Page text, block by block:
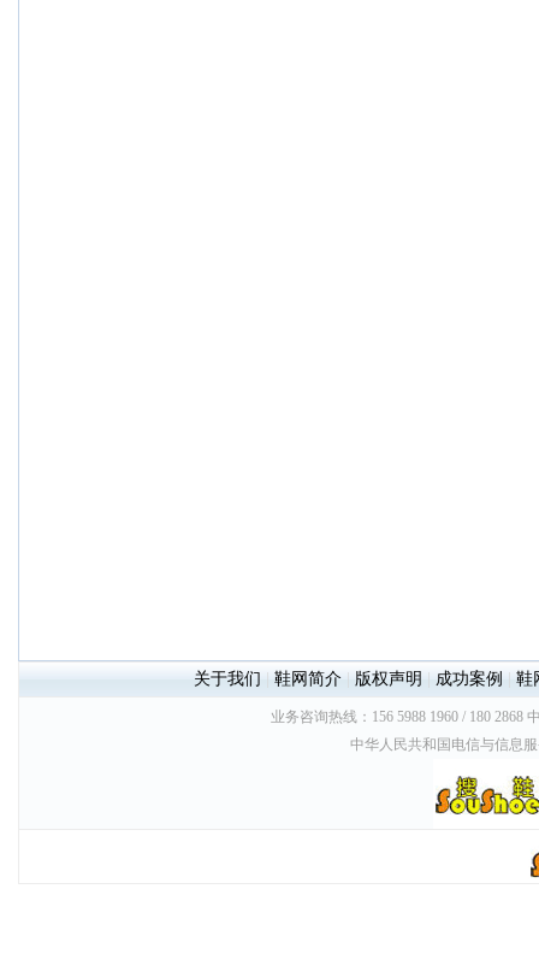
关于我们 鞋网简介| 版权声明 成功案例 鞋
业务咨询热线：156 5988 1960 / 180 2868
中华人民共和国电信与信息